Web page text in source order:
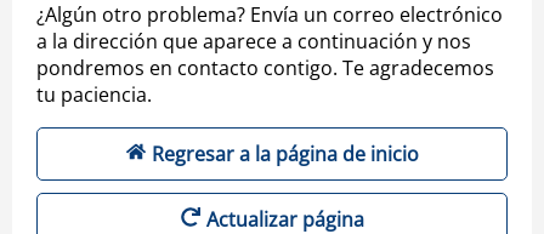
¿Algún otro problema? Envía un correo electrónico
a la dirección que aparece a continuación y nos
pondremos en contacto contigo. Te agradecemos
tu paciencia.
Regresar a la página de inicio
Actualizar página